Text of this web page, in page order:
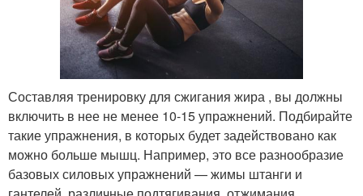
Составляя тренировку для сжигания жира , вы должны
включить в нее не менее 10-15 упражнений. Подбирайте
такие упражнения, в которых будет задействовано как
можно больше мышц. Например, это все разнообразие
базовых силовых упражнений — жимы штанги и